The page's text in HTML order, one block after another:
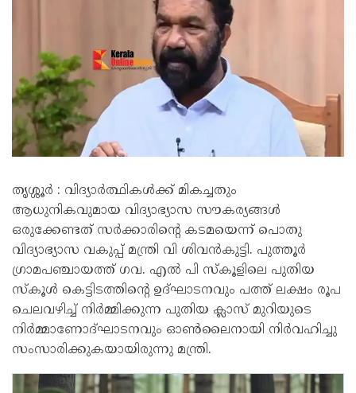
തൃശ്ശൂർ : വിദ്യാർത്ഥികൾക്ക് മികച്ചതും
ആധുനികവുമായ വിദ്യാഭ്യാസ സൗകര്യങ്ങൾ
ഒരുക്കേണ്ടത് സർക്കാരിൻ്റെ കടമയെന്ന് പൊതു
വിദ്യാഭ്യാസ വകുപ്പ് മന്ത്രി വി ശിവൻകുട്ടി. പുത്തൂർ
ഗ്രാമപഞ്ചായത്ത് ഗവ. എൽ പി സ്കൂളിലെ പുതിയ
സ്കൂൾ കെട്ടിടത്തിൻ്റെ ഉദ്ഘാടനവും പത്ത് ലക്ഷം രൂപ
ചെലവഴിച്ച് നിർമ്മിക്കുന്ന പുതിയ ക്ലാസ് മുറിയുടെ
നിർമ്മാണോദ്ഘാടനവും ഓൺലൈനായി നിർവഹിച്ചു
സംസാരിക്കുകയായിരുന്നു മന്ത്രി.